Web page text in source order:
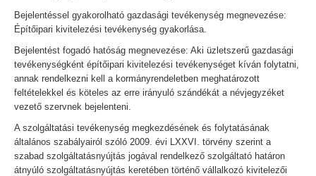
Bejelentéssel gyakorolható gazdasági tevékenység megnevezése:
Építőipari kivitelezési tevékenység gyakorlása.
Bejelentést fogadó hatóság megnevezése: Aki üzletszerű gazdasági
tevékenységként építőipari kivitelezési tevékenységet kíván folytatni,
annak rendelkezni kell a kormányrendeletben meghatározott
feltételekkel és köteles az erre irányuló szándékát a névjegyzéket
vezető szervnek bejelenteni.
A szolgáltatási tevékenység megkezdésének és folytatásának
általános szabályairól szóló 2009. évi LXXVI. törvény szerint a
szabad szolgáltatásnyújtás jogával rendelkező szolgáltató határon
átnyúló szolgáltatásnyújtás keretében történő vállalkozó kivitelezői